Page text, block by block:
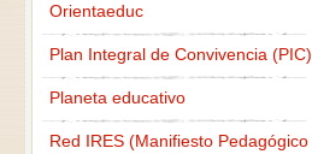
Orientaeduc
Plan Integral de Convivencia (PIC)
Planeta educativo
Red IRES (Manifiesto Pedagógico